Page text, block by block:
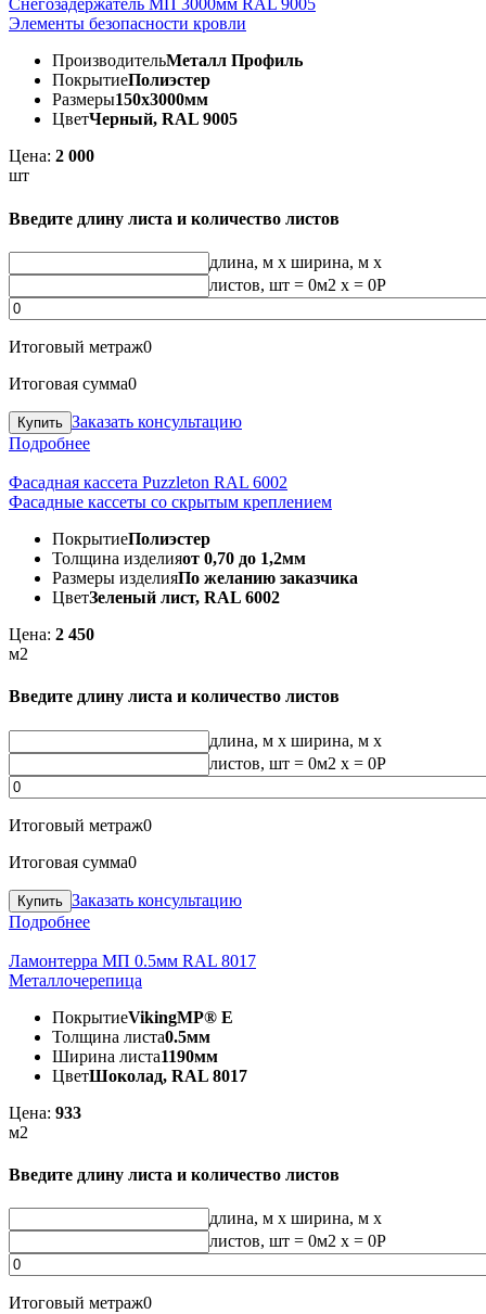
Снегозадержатель МП 3000мм RAL 9005
Элементы безопасности кровли
ПроизводительМеталл Профиль
ПокрытиеПолиэстер
Размеры150х3000мм
ЦветЧерный, RAL 9005
Цена: 2 000
шт
Введите длину листа и количество листов
длина, м x ширина, м x
листов, шт = 0м2 x = 0Р
Итоговый метраж0
Итоговая сумма0
Заказать консультацию
Подробнее
Фасадная кассета Puzzleton RAL 6002
Фасадные кассеты со скрытым креплением
ПокрытиеПолиэстер
Толщина изделияот 0,70 до 1,2мм
Размеры изделияПо желанию заказчика
ЦветЗеленый лист, RAL 6002
Цена: 2 450
м2
Введите длину листа и количество листов
длина, м x ширина, м x
листов, шт = 0м2 x = 0Р
Итоговый метраж0
Итоговая сумма0
Заказать консультацию
Подробнее
Ламонтерра МП 0.5мм RAL 8017
Металлочерепица
ПокрытиеVikingMP® E
Толщина листа0.5мм
Ширина листа1190мм
ЦветШоколад, RAL 8017
Цена: 933
м2
Введите длину листа и количество листов
длина, м x ширина, м x
листов, шт = 0м2 x = 0Р
Итоговый метраж0